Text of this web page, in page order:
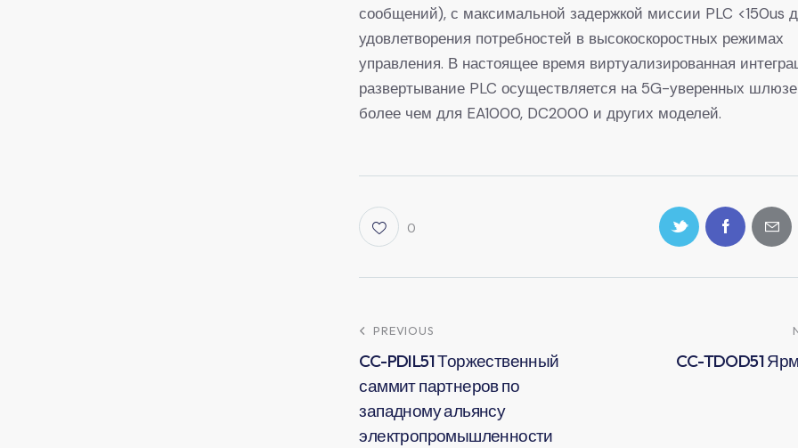
сообщений), с максимальной задержкой миссии PLC <150us
удовлетворения потребностей в высокоскоростных режимах
управления. В настоящее время виртуализированная
развертывание PLC осуществляется на 5G-уверенных шлюзе
более чем для EA1000, DC2000 и других моделей.
0
PREVIOUS
CC-PDIL51 Торжественный
саммит партнеров по
западному альянсу
электропромышленности
CC-TDOD51